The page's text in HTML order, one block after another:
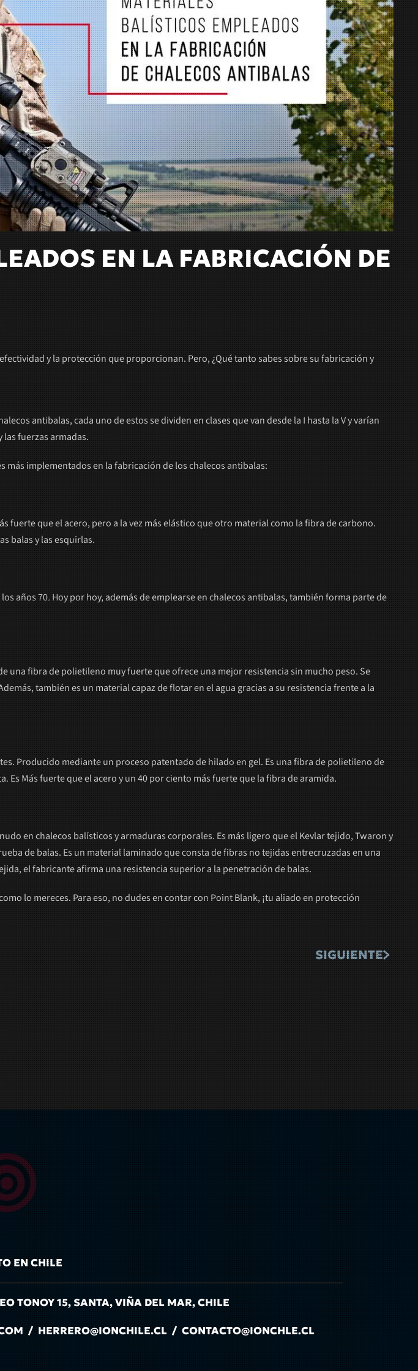
EN LA FABRICACIÓN DE
y la protección que proporcionan. Pero, ¿Qué tanto sabes sobre su fabricación y
antibalas, cada uno de estos se dividen en clases que van desde la I hasta la V y varían
fuerzas armadas.
implementados en la fabricación de los chalecos antibalas:
fuerte que el acero, pero a la vez más elástico que otro material como la fibra de carbono.
balas y las esquirlas.
años 70. Hoy por hoy, además de emplearse en chalecos antibalas, también forma parte de
una fibra de polietileno muy fuerte que ofrece una mejor resistencia sin mucho peso. Se
también es un material capaz de flotar en el agua gracias a su resistencia frente a la
Producido mediante un proceso patentado de hilado en gel. Es una fibra de polietileno de
Más fuerte que el acero y un 40 por ciento más fuerte que la fibra de aramida.
en chalecos balísticos y armaduras corporales. Es más ligero que el Kevlar tejido, Twaron y
de balas. Es un material laminado que consta de fibras no tejidas entrecruzadas en una
el fabricante afirma una resistencia superior a la penetración de balas.
lo mereces. Para eso, no dudes en contar con Point Blank, ¡tu aliado en protección
SIGUIENTE
EN CHILE
TONOY 15, SANTA, VIÑA DEL MAR, CHILE
/ HERRERO@IONCHILE.CL / CONTACTO@IONCHLE.CL